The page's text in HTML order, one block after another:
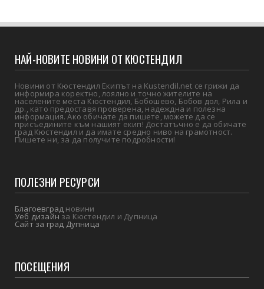
НАЙ-НОВИТЕ НОВИНИ ОТ КЮСТЕНДИЛ
Новини от Кюстендил Екипът на Kustendil.net се грижи да
информира коректно, лоялно и точно жителите на
населените места Кюстендил, Бобошево, Бобов дол, Рила и
др., като предоставя проверена, надеждна и полезна
информация. Ако обичате да пишете, можете да се
присъедините към нашият екип! Достатъчно е да обичате
град Кюстендил и да имате средно ниво на грамотност.
Пишете ни, за да получите подробности!
ПОЛЕЗНИ РЕСУРСИ
Благоевград новини
Уеб дизайнза Кюстендил и Дупница
Сайт за град Дупница
ПОСЕЩЕНИЯ